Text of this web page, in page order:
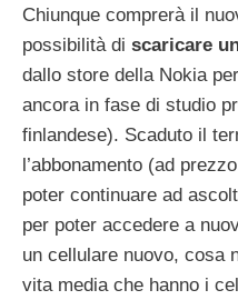
Chiunque comprerà il
possibilità di scaricare
dallo store della Nokia
ancora in fase di studio
finlandese). Scaduto il
l’abbonamento (ad
poter continuare ad
per poter accedere a
un cellulare nuovo, cosa
vita media che hanno i